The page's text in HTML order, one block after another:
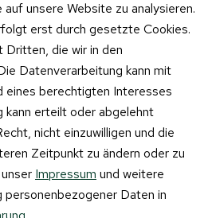
unsere Website zu analysieren.
erst durch gesetzte Cookies.
die wir in den
Datenverarbeitung kann mit
eines berechtigten Interesses
kann erteilt oder abgelehnt
nicht einzuwilligen und die
Zeitpunkt zu ändern oder zu
Impressum und weitere
personenbezogener Daten in